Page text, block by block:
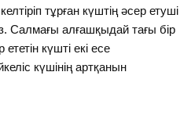
тұрған күштің әсер етуші
Салмағы алғашқыдай тағы бір
күшті екі есе
күшінің артқанын